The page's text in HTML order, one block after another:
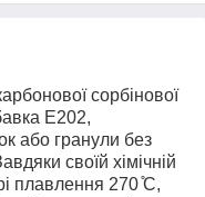
сорбінової
E202,
або гранули без
своїй хімічній
плавлення 270 ̊С,